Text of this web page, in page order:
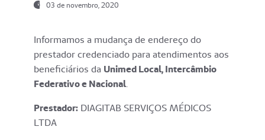
03 de novembro, 2020
Informamos a mudança de endereço do
prestador credenciado para atendimentos aos
beneficiários da Unimed Local, Intercâmbio
Federativo e Nacional.
Prestador: DIAGITAB SERVIÇOS MÉDICOS
LTDA